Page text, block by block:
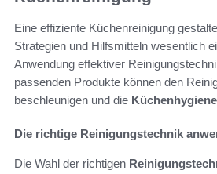
Eine effiziente Küchenreinigung
Strategien und Hilfsmitteln wesentlich
Anwendung effektiver
passenden Produkte können den
beschleunigen und die Küchenhygiene
Die richtige Reinigungstechnik
Die Wahl der richtigen